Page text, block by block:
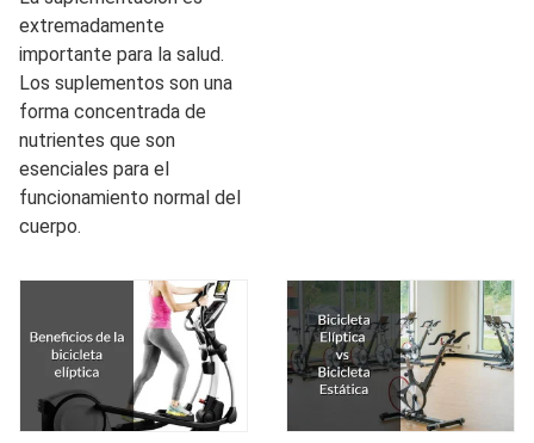
extremadamente
importante para la salud.
Los suplementos son una
forma concentrada de
nutrientes que son
esenciales para el
funcionamiento normal del
cuerpo.